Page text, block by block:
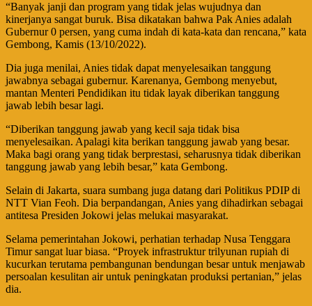
“Banyak janji dan program yang tidak jelas wujudnya dan
kinerjanya sangat buruk. Bisa dikatakan bahwa Pak Anies adalah
Gubernur 0 persen, yang cuma indah di kata-kata dan rencana,” kata
Gembong, Kamis (13/10/2022).
Dia juga menilai, Anies tidak dapat menyelesaikan tanggung
jawabnya sebagai gubernur. Karenanya, Gembong menyebut,
mantan Menteri Pendidikan itu tidak layak diberikan tanggung
jawab lebih besar lagi.
“Diberikan tanggung jawab yang kecil saja tidak bisa
menyelesaikan. Apalagi kita berikan tanggung jawab yang besar.
Maka bagi orang yang tidak berprestasi, seharusnya tidak diberikan
tanggung jawab yang lebih besar,” kata Gembong.
Selain di Jakarta, suara sumbang juga datang dari Politikus PDIP di
NTT Vian Feoh. Dia berpandangan, Anies yang dihadirkan sebagai
antitesa Presiden Jokowi jelas melukai masyarakat.
Selama pemerintahan Jokowi, perhatian terhadap Nusa Tenggara
Timur sangat luar biasa. “Proyek infrastruktur trilyunan rupiah di
kucurkan terutama pembangunan bendungan besar untuk menjawab
persoalan kesulitan air untuk peningkatan produksi pertanian,” jelas
dia.